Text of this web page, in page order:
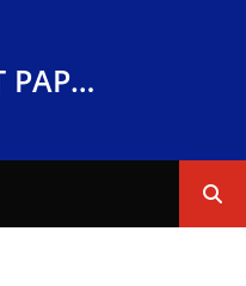
RAVI TEST PAPERS